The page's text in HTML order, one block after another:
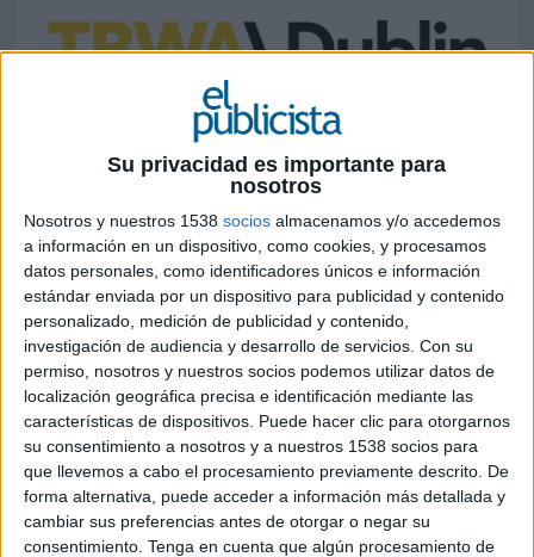
Su privacidad es importante para
nosotros
Nosotros y nuestros 1538 socios almacenamos y/o accedemos
a información en un dispositivo, como cookies, y procesamos
datos personales, como identificadores únicos e información
estándar enviada por un dispositivo para publicidad y contenido
personalizado, medición de publicidad y contenido,
investigación de audiencia y desarrollo de servicios. Con su
permiso, nosotros y nuestros socios podemos utilizar datos de
localización geográfica precisa e identificación mediante las
características de dispositivos. Puede hacer clic para otorgarnos
su consentimiento a nosotros y a nuestros 1538 socios para
que llevemos a cabo el procesamiento previamente descrito. De
forma alternativa, puede acceder a información más detallada y
cambiar sus preferencias antes de otorgar o negar su
consentimiento. Tenga en cuenta que algún procesamiento de
5 DE DICIEMBRE DE 2016
Además del rebranding, la agencia presenta
otras novedades como la designación de
Marcando un nuevo capítulo en el desarrollo de
la compañía, Cawley Nea \ TBWA ha pasado a
convertirse en TBWA \ Dublín. Este rebranding
pretende reflejar la cultura de los ‘refundadores’
de la agencia y dar valor al proceso de
transformación creativa continua que ha
caracterizado a la compañía desde su origen, en
1992. Con esta nueva identidad, la agencia
buscará revitalizar su ADN emprendedor y
comunicar su identidad, global y única, a sus
clientes actuales y futuros.